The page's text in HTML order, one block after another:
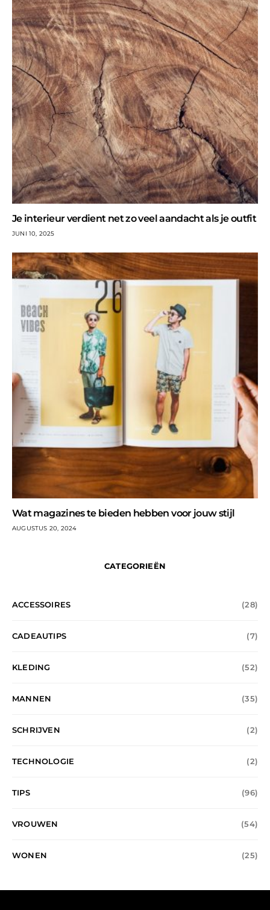
Je interieur verdient net zo veel aandacht als je outfit
JUNI 10, 2025
Wat magazines te bieden hebben voor jouw stijl
AUGUSTUS 20, 2024
CATEGORIEËN
ACCESSOIRES (28)
CADEAUTIPS (7)
KLEDING (52)
MANNEN (35)
SCHRIJVEN (2)
TECHNOLOGIE (2)
TIPS (96)
VROUWEN (54)
WONEN (25)